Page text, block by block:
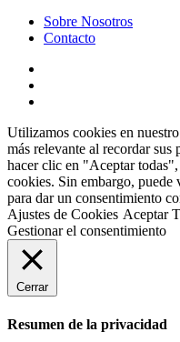
Sobre Nosotros
Contacto
Utilizamos cookies en
más relevante al recordar
hacer clic en "Aceptar
cookies. Sin embargo,
para dar un consentimiento
Ajustes de Cookies Aceptar
Gestionar el consentimiento
Cerrar
Resumen de la privacidad